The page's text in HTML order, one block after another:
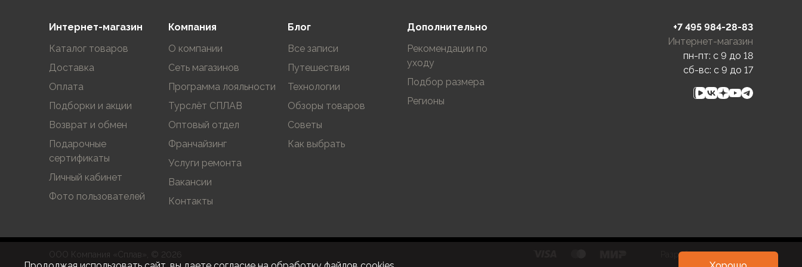
Зимние перчатки
Мембранные перчатки
Неопреновые перчатки
Полуперчатки
Шапки
Маски, подшлемники
Капюшоны-банданы
Банданы, гейторы
Шарфы
Панамы
Носки для бега
Повседневные
Интернет-магазин
Каталог товаров
Доставка
Оплата
Подборки и акции
Возврат и обмен
Подарочные
сертификаты
Личный кабинет
Фото пользователей
Компания
О компании
Сеть магазинов
Программа лояльности
Турслёт СПЛАВ
Оптовый отдел
Франчайзинг
Услуги ремонта
Вакансии
Контакты
Блог
Все записи
Путешествия
Технологии
Обзоры товаров
Советы
Как выбрать
Дополнительно
Рекомендации по
уходу
Подбор размера
Регионы
+7 495 984-28-83
Интернет-магазин
пн-пт: c 9 до 18
сб-вс: c 9 до 17
ООО Компания «Сплав», © 2026
Разработка и развитие